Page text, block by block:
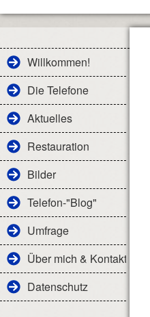
Willkommen!
Die Telefone
Aktuelles
Restauration
Bilder
Telefon-"Blog"
Umfrage
Über mich & Kontakt
Datenschutz